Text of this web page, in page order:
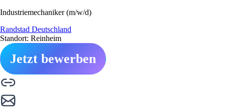
Industriemechaniker (m/w/d)
Randstad Deutschland
Standort: Reinheim
Jetzt bewerben